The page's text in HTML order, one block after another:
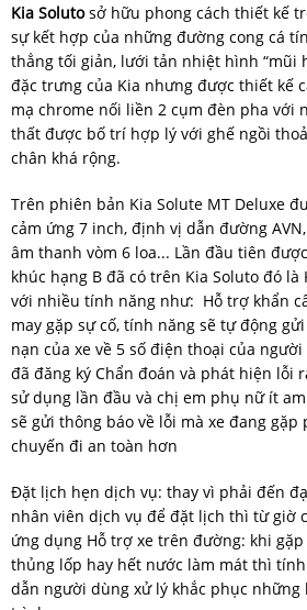
Kia Solutosở hữu phong cách thiết kế
sự kết hợp của những đường cong cá
thẳng tối giản, lưới tản nhiệt hình “mũi
đặc trưng của Kia nhưng được thiết kế
mạ chrome nối liền 2 cụm đèn pha với
thất được bố trí hợp lý với ghế ngồi
chân khá rộng.
Trên phiên bản Kia Solute MT Deluxe
cảm ứng 7 inch, định vị dẫn đường
âm thanh vòm 6 loa... Lần đầu tiên
khúc hạng B đã có trên Kia Soluto đó
với nhiều tính năng như: Hỗ trợ khẩn
may gặp sự cố, tính năng sẽ tự động
nạn của xe về 5 số điện thoại của
đã đăng ký Chẩn đoán và phát hiện lỗi
sử dụng lần đầu và chị em phụ nữ ít
sẽ gửi thông báo về lỗi mà xe đang
chuyến đi an toàn hơn
Đặt lịch hẹn dịch vụ: thay vì phải đến
nhân viên dịch vụ để đặt lịch thì từ giờ
ứng dụng Hỗ trợ xe trên đường: khi
thủng lốp hay hết nước làm mát thì
dẫn người dùng xử lý khắc phục